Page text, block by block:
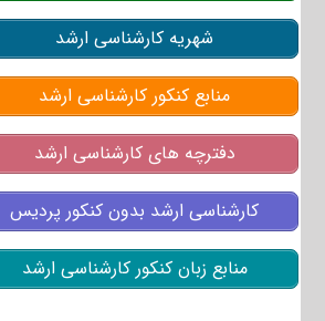
شهریه کارشناسی ارشد
منابع کنکور کارشناسی ارشد
دفترچه های کارشناسی ارشد
کارشناسی ارشد بدون کنکور پردیس
منابع زبان کنکور کارشناسی ارشد